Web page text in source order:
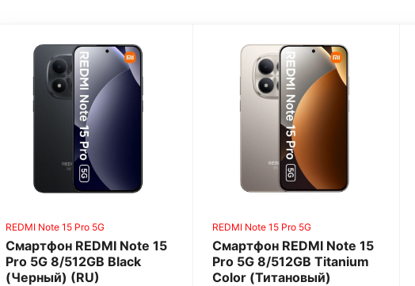
REDMI Note 15 Pro 5G
REDMI Note 15 Pro 5G
Смартфон REDMI Note 15
Pro 5G 8/512GB Black
(Черный) (RU)
REDMI Note 15 Pro 5G
Смартфон REDMI Note 15
Pro 5G 8/512GB Titanium
Color (Титановый)